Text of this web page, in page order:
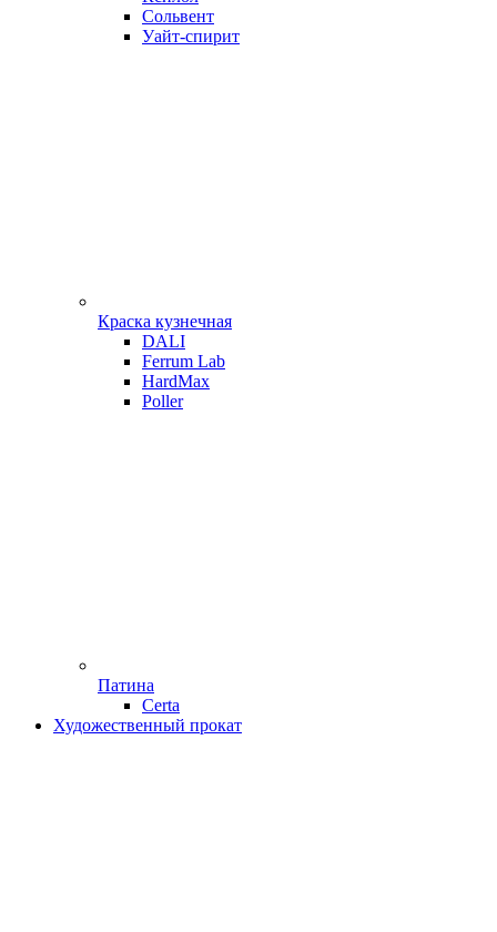
Сольвент
Уайт-спирит
Краска кузнечная
DALI
Ferrum Lab
HardMax
Poller
Патина
Certa
Художественный прокат